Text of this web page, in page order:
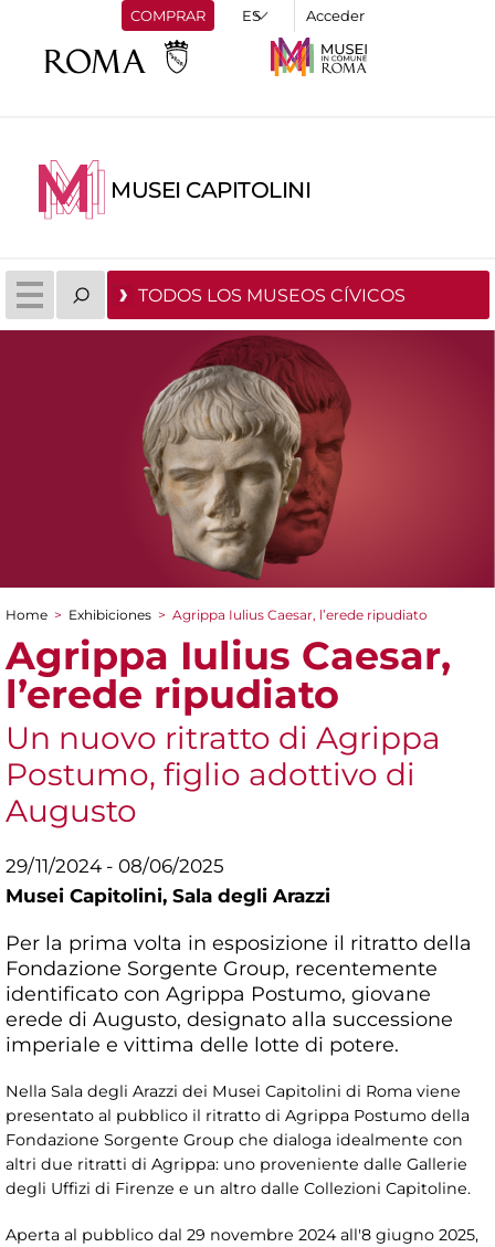
COMPRAR Acceder
MUSEI CAPITOLINI
TODOS LOS MUSEOS CÍVICOS
You are here
Home > Exhibiciones > Agrippa Iulius Caesar, l’erede ripudiato
Agrippa Iulius Caesar,
l’erede ripudiato
Un nuovo ritratto di Agrippa
Postumo, figlio adottivo di
Augusto
29/11/2024 - 08/06/2025
Musei Capitolini, Sala degli Arazzi
Per la prima volta in esposizione il ritratto della
Fondazione Sorgente Group, recentemente
identificato con Agrippa Postumo, giovane
erede di Augusto, designato alla successione
imperiale e vittima delle lotte di potere.
Nella Sala degli Arazzi dei Musei Capitolini di Roma viene
presentato al pubblico il ritratto di Agrippa Postumo della
Fondazione Sorgente Group che dialoga idealmente con
altri due ritratti di Agrippa: uno proveniente dalle Gallerie
degli Uffizi di Firenze e un altro dalle Collezioni Capitoline.
Aperta al pubblico dal 29 novembre 2024 all'8 giugno 2025,